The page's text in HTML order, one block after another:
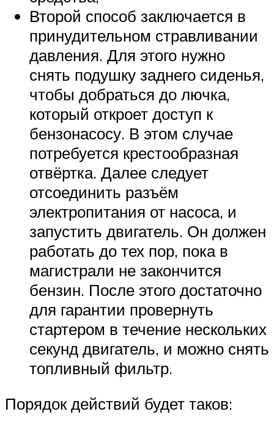
Второй способ заключается в
принудительном стравливании
давления. Для этого нужно
снять подушку заднего сиденья,
чтобы добраться до лючка,
который откроет доступ к
бензонасосу. В этом случае
потребуется крестообразная
отвёртка. Далее следует
отсоединить разъём
электропитания от насоса, и
запустить двигатель. Он должен
работать до тех пор, пока в
магистрали не закончится
бензин. После этого достаточно
для гарантии провернуть
стартером в течение нескольких
секунд двигатель, и можно снять
топливный фильтр.
Порядок действий будет таков: